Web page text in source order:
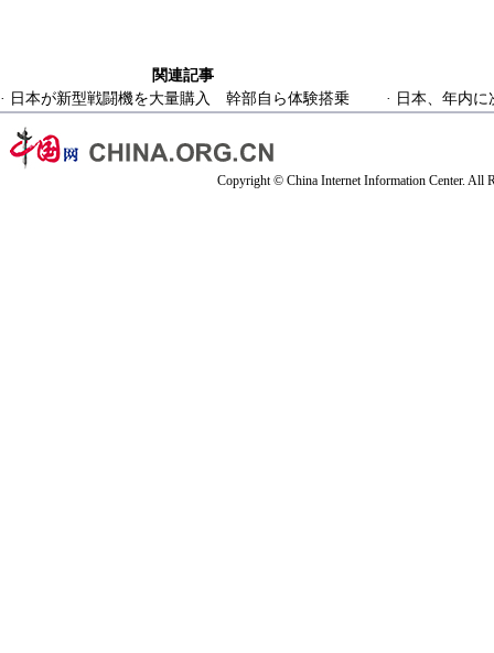
関連記事
· 日本が新型戦闘機を大量購入 幹部自ら体験搭乗 · 日本、年内